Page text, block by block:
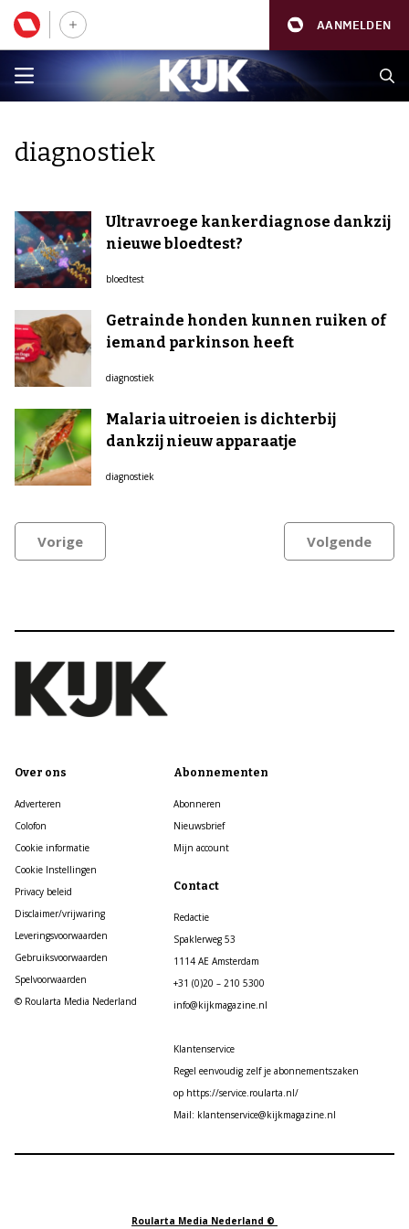
AANMELDEN
diagnostiek
Ultravroege kankerdiagnose dankzij
nieuwe bloedtest?
bloedtest
Getrainde honden kunnen ruiken of
iemand parkinson heeft
diagnostiek
Malaria uitroeien is dichterbij
dankzij nieuw apparaatje
diagnostiek
Vorige Volgende
Over ons
Adverteren
Colofon
Cookie informatie
Cookie Instellingen
Privacy beleid
Disclaimer/vrijwaring
Leveringsvoorwaarden
Gebruiksvoorwaarden
Spelvoorwaarden
© Roularta Media Nederland
Abonnementen
Abonneren
Nieuwsbrief
Mijn account
Contact
Redactie
Spaklerweg 53
1114 AE Amsterdam
+31 (0)20 – 210 5300
info@kijkmagazine.nl
Klantenservice
Regel eenvoudig zelf je abonnementszaken
op https://service.roularta.nl/
Mail: klantenservice@kijkmagazine.nl
Roularta Media Nederland ©